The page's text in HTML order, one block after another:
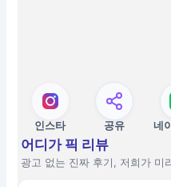
인스타 공유 네
어디가 픽 리뷰
광고 없는 진짜 후기, 저희가 미